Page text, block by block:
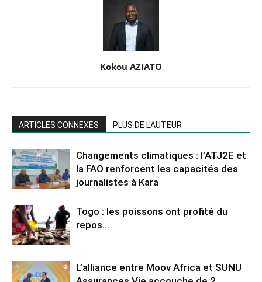
Kokou AZIATO
ARTICLES CONNEXES PLUS DE L'AUTEUR
Changements climatiques : l’ATJ2E et
la FAO renforcent les capacités des
journalistes à Kara
Togo : les poissons ont profité du
repos…
L’alliance entre Moov Africa et SUNU